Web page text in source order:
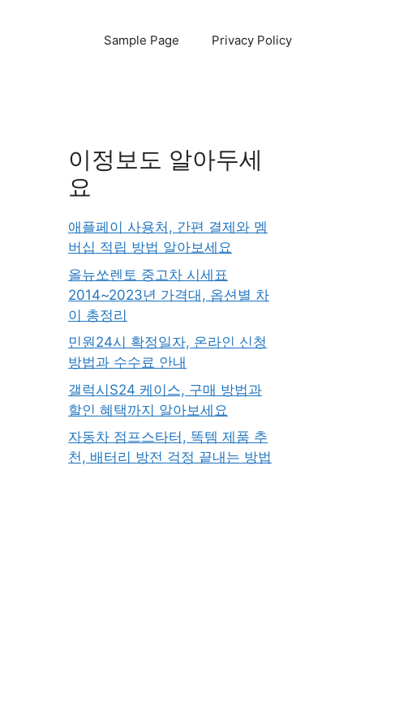
Sample Page Privacy Policy
이정보도 알아두세
요
애플페이 사용처, 간편 결제와 멤
버십 적립 방법 알아보세요
올뉴쏘렌토 중고차 시세표
2014~2023년 가격대, 옵션별 차
이 총정리
민원24시 확정일자, 온라인 신청
방법과 수수료 안내
갤럭시S24 케이스, 구매 방법과
할인 혜택까지 알아보세요
자동차 점프스타터, 똑템 제품 추
천, 배터리 방전 걱정 끝내는 방법